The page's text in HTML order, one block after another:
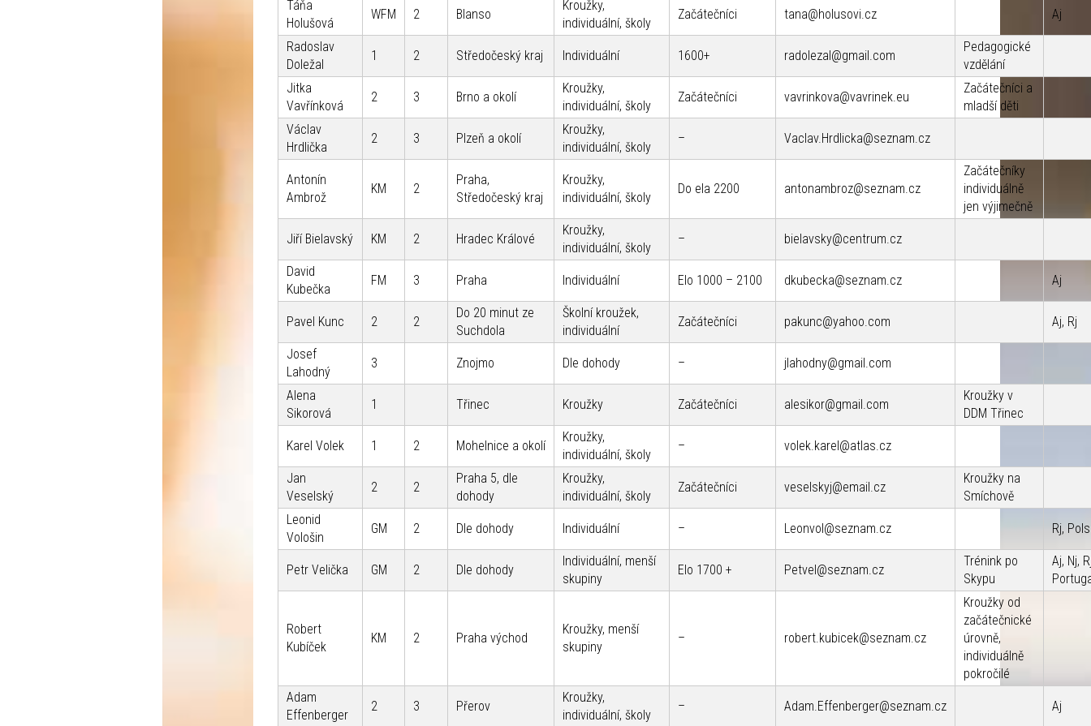
Táňa
Holušová
WFM 2 Blanso
Kroužky,
individuální, školy
Začátečníci tana@holusovi.cz Aj
Radoslav
Doležal
1 2 Středočeský kraj Individuální 1600+ radolezal@gmail.com
Pedagogické
vzdělání
Jitka
Vavřínková
2 3 Brno a okolí
Kroužky,
individuální, školy
Začátečníci vavrinkova@vavrinek.eu
Začátečníci a
mladší děti
Václav
Hrdlička
2 3 Plzeň a okolí
Kroužky,
individuální, školy
– Vaclav.Hrdlicka@seznam.cz
Antonín
Ambrož
KM 2
Praha,
Středočeský kraj
Kroužky,
individuální, školy
Do ela 2200 antonambroz@seznam.cz
Začátečníky
individuálně
jen výjimečně
Jiří Bielavský KM 2 Hradec Králové
Kroužky,
individuální, školy
– bielavsky@centrum.cz
David
Kubečka
FM 3 Praha Individuální Elo 1000 – 2100 dkubecka@seznam.cz Aj
Pavel Kunc 2 2
Do 20 minut ze
Suchdola
Školní kroužek,
individuální
Začátečníci pakunc@yahoo.com Aj, Rj
Josef
Lahodný
3 Znojmo Dle dohody – jlahodny@gmail.com
Alena
Sikorová
1 Třinec Kroužky Začátečníci alesikor@gmail.com
Kroužky v
DDM Třinec
Karel Volek 1 2 Mohelnice a okolí
Kroužky,
individuální, školy
– volek.karel@atlas.cz
Jan
Veselský
2 2
Praha 5, dle
dohody
Kroužky,
individuální, školy
Začátečníci veselskyj@email.cz
Kroužky na
Smíchově
Leonid
Vološin
GM 2 Dle dohody Individuální – Leonvol@seznam.cz Rj,
Petr Velička GM 2 Dle dohody
Individuální, menší
skupiny
Elo 1700 + Petvel@seznam.cz
Trénink po
Skypu
Aj, Nj,
Robert
Kubíček
KM 2 Praha východ
Kroužky, menší
skupiny
– robert.kubicek@seznam.cz
Kroužky od
začátečnické
úrovně,
individuálně
pokročilé
Adam
Effenberger
2 3 Přerov
Kroužky,
individuální, školy
– Adam.Effenberger@seznam.cz Aj